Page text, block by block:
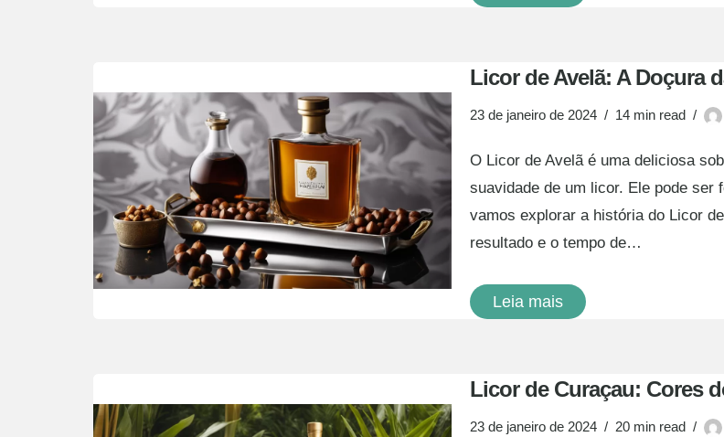
Licor de Avelã: A Doçura
23 de janeiro de 2024 14 min read
O Licor de Avelã é uma deliciosa
suavidade de um licor. Ele pode ser
vamos explorar a história do Licor
resultado e o tempo de…
Leia mais
Licor de Curaçau: Cores
23 de janeiro de 2024 20 min read